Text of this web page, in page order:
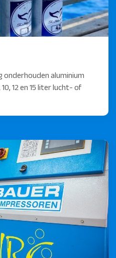
onderhouden aluminium
12 en 15 liter lucht- of